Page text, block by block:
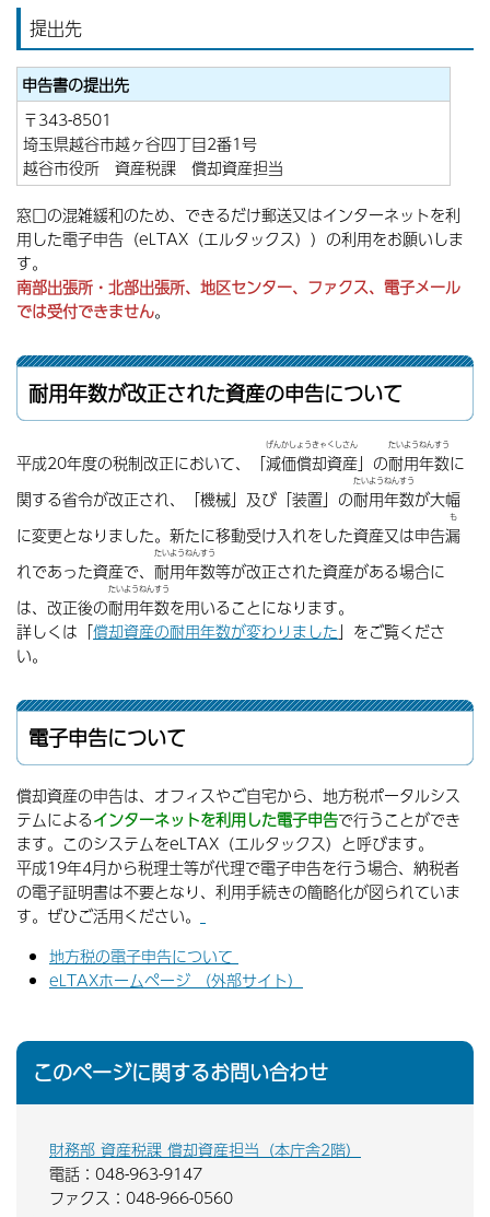
提出先
申告書の提出先
〒343-8501
埼玉県越谷市越ヶ谷四丁目2番1号
越谷市役所 資産税課 償却資産担当
窓口の混雑緩和のため、できるだけ郵送又はインターネットを利
用した電子申告（eLTAX（エルタックス）） の利用をお願いしま
す。
南部出張所・北部出張所、地区センター、ファクス、電子メール
では受付できません。
耐用年数が改正された資産の申告について
平成20年度の税制改正において、「減価償却資産
げんかしょうきゃくしさん
」の耐用年数
たいようねんすう
に
関する省令が改正され、「機械」及び「装置」の耐用年数
たいようねんすう
が大幅
に変更となりました。新たに移動受け入れをした資産又は申告漏
も
れであった資産で、 耐用年数
たいようねんすう
等が改正された資産がある場合に
は、改正後の耐用年数
たいようねんすう
を用いることになります。
詳しくは「償却資産の耐用年数が変わりました」をご覧くださ
い。
電子申告について
償却資産の申告は、オフィスやご自宅から、地方税ポータルシス
テムによるインターネットを利用した電子申告で行うことができ
ます。このシステムをeLTAX（エルタックス）と呼びます。
平成19年4月から税理士等が代理で電子申告を行う場合、納税者
の電子証明書は不要となり、利用手続きの簡略化が図られていま
す。ぜひご活用ください。
地方税の電子申告について
eLTAXホームページ （外部サイト）
このページに関するお問い合わせ
財務部 資産税課 償却資産担当（本庁舎2階）
電話：048-963-9147
ファクス：048-966-0560